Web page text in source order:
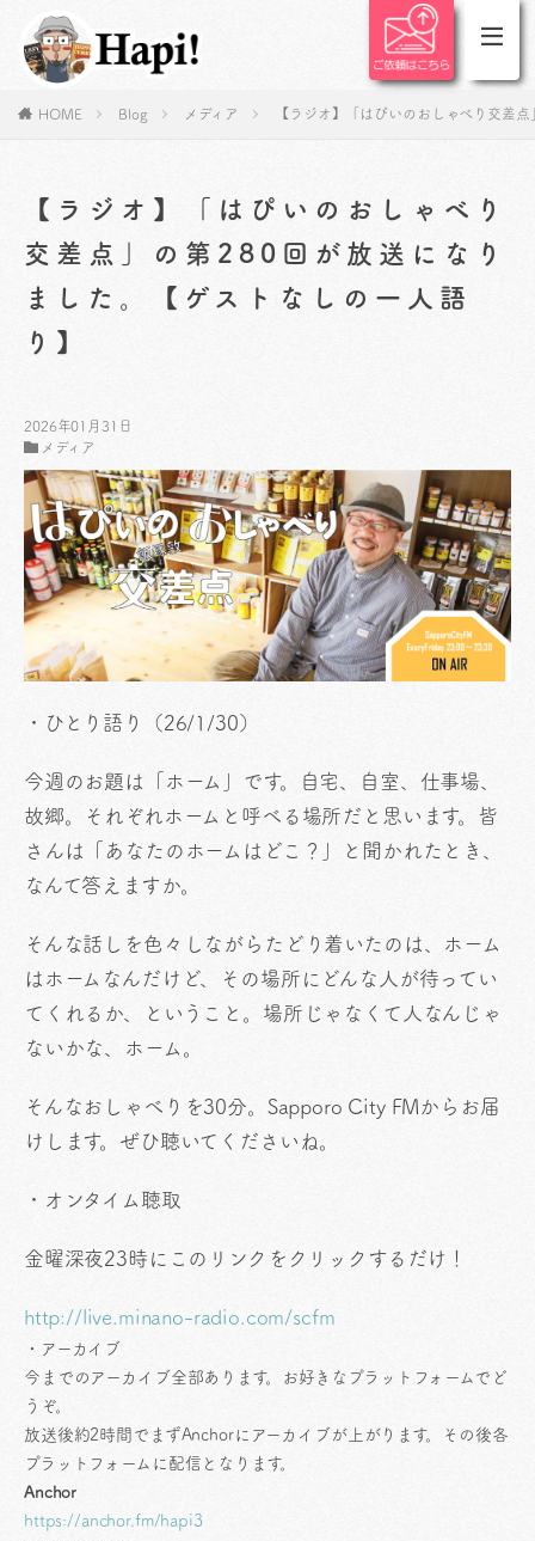
HOME Blog メディア 【ラジオ】「はぴいのおしゃべり交差
【ラジオ】「はぴいのおしゃべり
交差点」の第280回が放送になり
ました。【ゲストなしの一人語
り】
2026年01月31日
メディア
・ひとり語り（26/1/30）
今週のお題は「ホーム」です。自宅、自室、仕事場、
故郷。それぞれホームと呼べる場所だと思います。皆
さんは「あなたのホームはどこ？」と聞かれたとき、
なんて答えますか。
そんな話しを色々しながらたどり着いたのは、ホーム
はホームなんだけど、その場所にどんな人が待ってい
てくれるか、ということ。場所じゃなくて人なんじゃ
ないかな、ホーム。
そんなおしゃべりを30分。Sapporo City FMからお届
けします。ぜひ聴いてくださいね。
・オンタイム聴取
金曜深夜23時にこのリンクをクリックするだけ！
http://live.minano-radio.com/scfm
・アーカイブ
今までのアーカイブ全部あります。お好きなプラットフォームでど
うぞ。
放送後約2時間でまずAnchorにアーカイブが上がります。その後各
プラットフォームに配信となります。
Anchor
https://anchor.fm/hapi3